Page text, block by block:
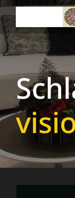
Skip
to
content